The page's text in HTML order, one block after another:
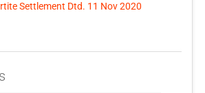
Settlement Dtd. 11 Nov 2020